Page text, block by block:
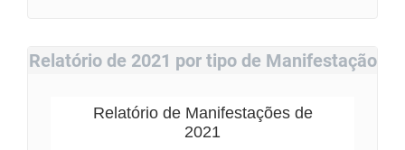
Relatório de 2021 por tipo de Manifestação
Relatório de Manifestações de
2021